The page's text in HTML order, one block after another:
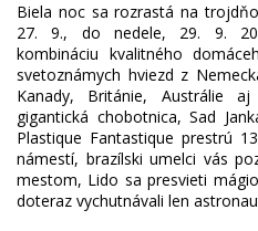
Biela noc sa rozrastá na
27. 9., do nedele, 29. 9.
kombináciu kvalitného
svetoznámych hviezd z
Kanady, Británie, Austrálie
gigantická chobotnica, Sad
Plastique Fantastique prestrú
námestí, brazílski umelci vás
mestom, Lido sa presvieti
doteraz vychutnávali len